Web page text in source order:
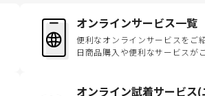
オンラインサービス一覧
便利なオンラインサービスをご
日商品購入や便利なサービスが
オンライン試着サービス